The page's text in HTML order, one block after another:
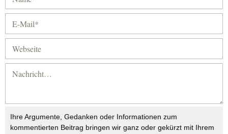
Ihre Argumente, Gedanken oder Informationen zum
kommentierten Beitrag bringen wir ganz oder gekürzt mit Ihrem